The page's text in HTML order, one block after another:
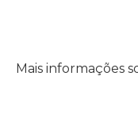
Mais informações